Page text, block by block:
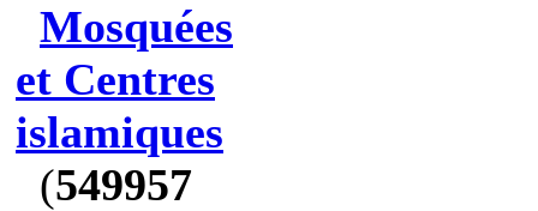
Mosquées
et Centres
islamiques
(549957